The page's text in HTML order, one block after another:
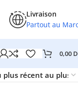
Livraison
Partout au
0,00